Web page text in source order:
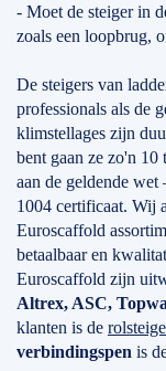
- Moet de steiger in
zoals een loopbrug,
De steigers van
professionals als de
klimstellages zijn
bent gaan ze zo'n 10
aan de geldende
1004 certificaat. Wij
Euroscaffold
betaalbaar en
Euroscaffold zijn
Altrex, ASC,
klanten is de
verbindingspen is